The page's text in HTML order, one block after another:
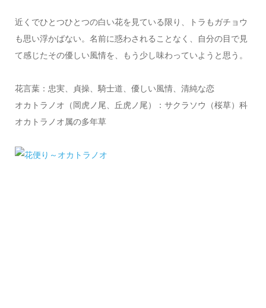
近くでひとつひとつの白い花を見ている限り、トラもガチョウ
も思い浮かばない。名前に惑わされることなく、自分の目で見
て感じたその優しい風情を、もう少し味わっていようと思う。
花言葉：忠実、貞操、騎士道、優しい風情、清純な恋
オカトラノオ（岡虎ノ尾、丘虎ノ尾）：サクラソウ（桜草）科
オカトラノオ属の多年草